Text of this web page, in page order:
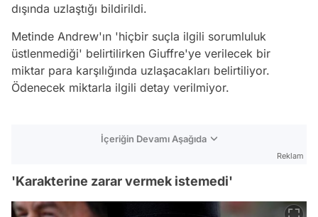
dışında uzlaştığı bildirildi.
Metinde Andrew'ın 'hiçbir suçla ilgili sorumluluk
üstlenmediği' belirtilirken Giuffre'ye verilecek bir
miktar para karşılığında uzlaşacakları belirtiliyor.
Ödenecek miktarla ilgili detay verilmiyor.
İçeriğin Devamı Aşağıda
Reklam
'Karakterine zarar vermek istemedi'